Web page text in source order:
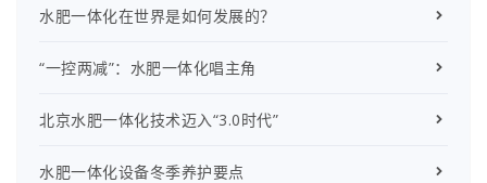
水肥一体化在世界是如何发展的？
“一控两减”：水肥一体化唱主角
北京水肥一体化技术迈入“3.0时代”
水肥一体化设备冬季养护要点